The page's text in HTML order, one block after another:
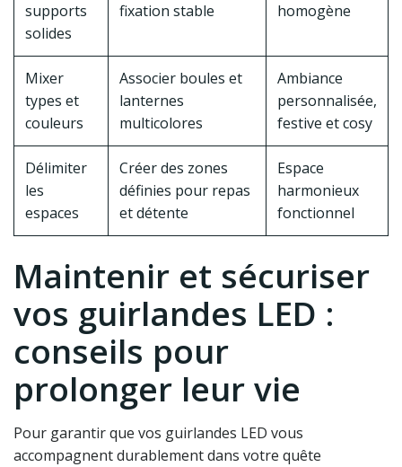
supports
solides
fixation stable
homogène
Mixer
types et
couleurs
Associer boules et
lanternes
multicolores
Ambiance
personnalisée,
festive et cosy
Délimiter
les
espaces
Créer des zones
définies pour repas
et détente
Espace
harmonieux
fonctionnel
Maintenir et sécuriser
vos guirlandes LED :
conseils pour
prolonger leur vie
Pour garantir que vos guirlandes LED vous
accompagnent durablement dans votre quête